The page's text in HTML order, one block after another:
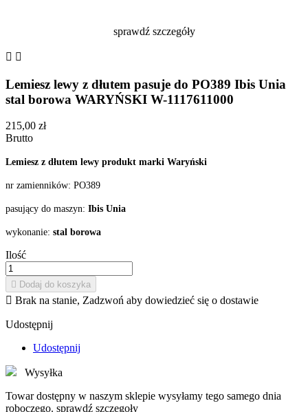
sprawdź szczegóły
 
Lemiesz lewy z dłutem pasuje do PO389 Ibis Unia
stal borowa WARYŃSKI W-1117611000
215,00 zł
Brutto
Lemiesz z dłutem lewy produkt marki Waryński
nr zamienników: PO389
pasujący do maszyn: Ibis Unia
wykonanie: stal borowa
Ilość
 Dodaj do koszyka
 Brak na stanie, Zadzwoń aby dowiedzieć się o dostawie
Udostępnij
Udostępnij
Wysyłka
Towar dostępny w naszym sklepie wysyłamy tego samego dnia
roboczego. sprawdź szczegoły